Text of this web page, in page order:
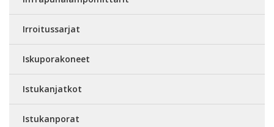
Irroitussarjat
Iskuporakoneet
Istukanjatkot
Istukanporat